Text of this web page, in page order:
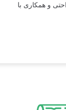
و همکاری با